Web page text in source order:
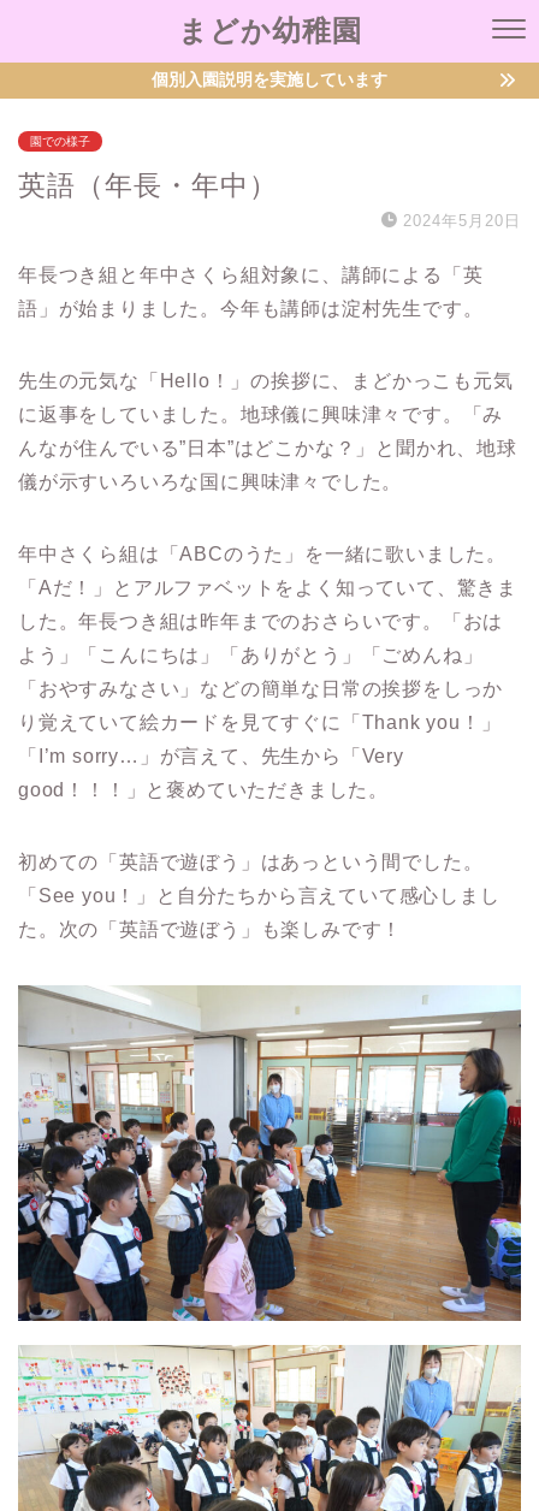
まどか幼稚園
個別入園説明を実施しています
園での様子
英語（年長・年中）
2024年5月20日
年長つき組と年中さくら組対象に、講師による「英
語」が始まりました。今年も講師は淀村先生です。
先生の元気な「Hello！」の挨拶に、まどかっこも元気
に返事をしていました。地球儀に興味津々です。「み
んなが住んでいる”日本”はどこかな？」と聞かれ、地球
儀が示すいろいろな国に興味津々でした。
年中さくら組は「ABCのうた」を一緒に歌いました。
「Aだ！」とアルファベットをよく知っていて、驚きま
した。年長つき組は昨年までのおさらいです。「おは
よう」「こんにちは」「ありがとう」「ごめんね」
「おやすみなさい」などの簡単な日常の挨拶をしっか
り覚えていて絵カードを見てすぐに「Thank you！」
「I’m sorry…」が言えて、先生から「Very
good！！！」と褒めていただきました。
初めての「英語で遊ぼう」はあっという間でした。
「See you！」と自分たちから言えていて感心しまし
た。次の「英語で遊ぼう」も楽しみです！